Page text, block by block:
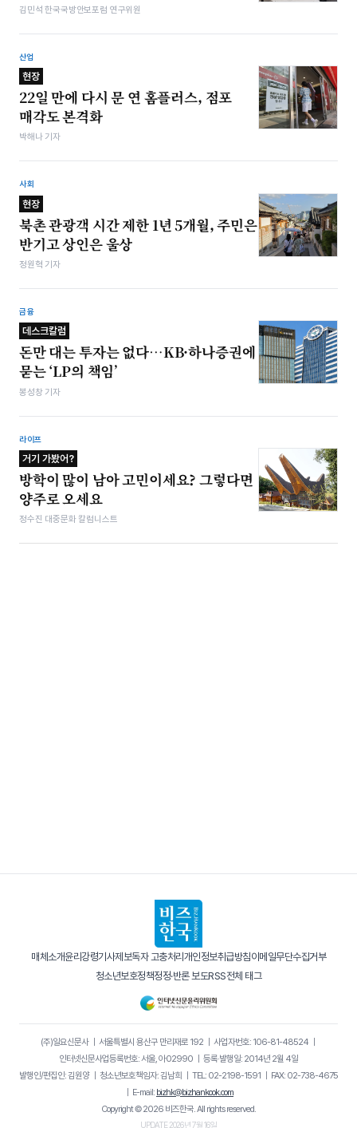
김민석 한국국방안보포럼 연구위원
산업
현장
22일 만에 다시 문 연 홈플러스, 점포
매각도 본격화
박해나 기자
사회
현장
북촌 관광객 시간 제한 1년 5개월, 주민은
반기고 상인은 울상
정원혁 기자
금융
데스크칼럼
돈만 대는 투자는 없다…KB·하나증권에
묻는 ‘LP의 책임’
봉성창 기자
라이프
거기 가봤어?
방학이 많이 남아 고민이세요? 그렇다면
양주로 오세요
정수진 대중문화 칼럼니스트
매체소개윤리강령기사제보독자 고충처리 개인정보취급방침이메일무단수집거부
청소년보호정책정정·반론 보도RSS전체 태그
(주)일요신문사｜ 서울특별시 용산구 만리재로 192｜ 사업자번호: 106-81-48524｜
인터넷신문사업등록번호: 서울, 아02990
등록·발행일: 2014년 2월 4일
발행인/편집인: 김원양｜ 청소년보호책임자: 김남희 TEL: 02-2198-1591
FAX: 02-738-4675
E-mail: bizhk@bizhankook.com
Copyright © 2026 비즈한국. All rights reserved.
UPDATE 2026년 7월 16일